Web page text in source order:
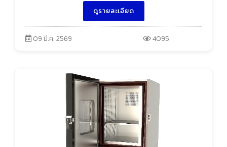
ดูรายละเอียด
09 มี.ค. 2569 4095